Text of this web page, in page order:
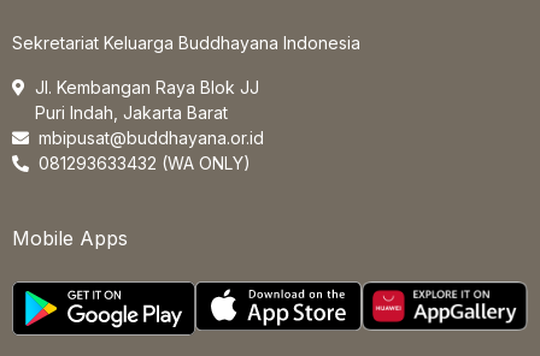
Sekretariat Keluarga Buddhayana Indonesia
Jl. Kembangan Raya Blok JJ
Puri Indah, Jakarta Barat
mbipusat@buddhayana.or.id
081293633432 (WA ONLY)
Mobile Apps